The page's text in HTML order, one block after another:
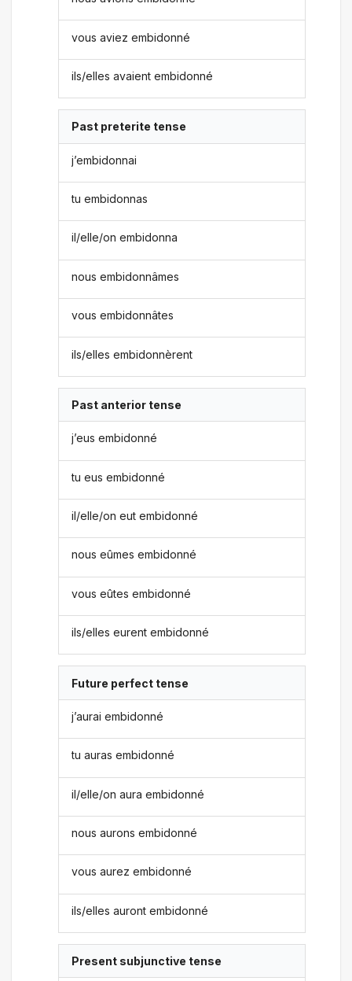
vous aviez embidonné
ils/elles avaient embidonné
Past preterite tense
j’embidonnai
tu embidonnas
il/elle/on embidonna
nous embidonnâmes
vous embidonnâtes
ils/elles embidonnèrent
Past anterior tense
j’eus embidonné
tu eus embidonné
il/elle/on eut embidonné
nous eûmes embidonné
vous eûtes embidonné
ils/elles eurent embidonné
Future perfect tense
j’aurai embidonné
tu auras embidonné
il/elle/on aura embidonné
nous aurons embidonné
vous aurez embidonné
ils/elles auront embidonné
Present subjunctive tense